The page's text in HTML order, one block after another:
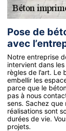
Pose de
avec
Notre entreprise
intervient dans
règles de l’art.
embellir les
parce que le
pas à nous
sens. Sachez
réalisations sont
durées de vie.
projets.